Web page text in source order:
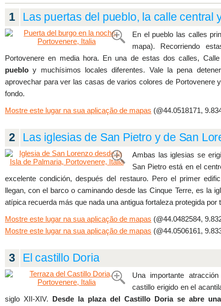
1 Las puertas del pueblo, la calle central
En el pueblo las calles
mapa). Recorriendo
Portovenere en media hora. En una de estas dos calles,
pueblo y muchísimos locales diferentes. Vale la pena
aprovechar para ver las casas de varios colores de Portovenere
fondo.
Mostre este lugar na sua aplicação de mapas (@44.0518171,
2 Las iglesias de San Pietro y de San
Ambas las iglesias se
San Pietro está en el
excelente condición, después del restauro. Pero el primer
llegan, con el barco o caminando desde las Cinque Terre, es la
atípica recuerda más que nada una antigua fortaleza protegida por
Mostre este lugar na sua aplicação de mapas (@44.0482584,
Mostre este lugar na sua aplicação de mapas (@44.0506161,
3 El castillo Doria
Una importante
castillo erigido en el
siglo XII-XIV. Desde la plaza del Castillo Doria se abre